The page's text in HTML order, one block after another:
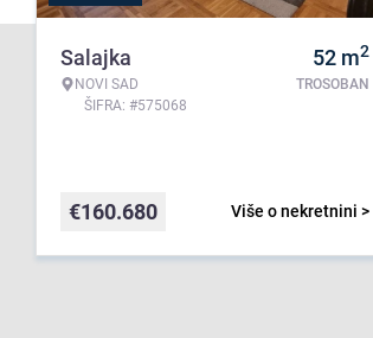
Salajka
NOVI SAD
ŠIFRA: #575068
52 m2
TROSOBAN
Više o nekretnini >
€160.680